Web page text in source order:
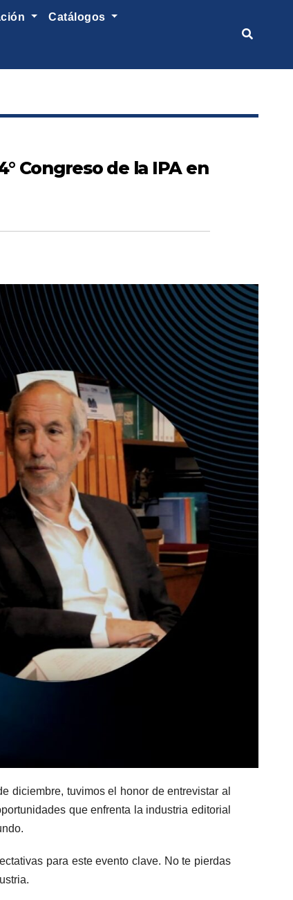
catálogos
Congreso de la IPA en
diciembre, tuvimos el honor de entrevistar al
que enfrenta la industria editorial
para este evento clave. No te pierdas